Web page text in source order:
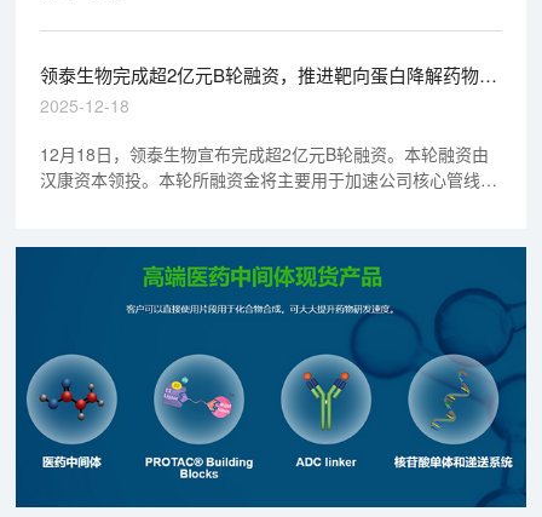
领泰生物完成超2亿元B轮融资，推进靶向蛋白降解药物研
发 | 1分钟药闻速览
2025-12-18
12月18日，领泰生物宣布完成超2亿元B轮融资。本轮融资由
汉康资本领投。本轮所融资金将主要用于加速公司核心管线的
启动第二个核心产品KRAS G12D降解剂的1期临床试验；加速
其他自免管线和肿瘤管线的临床前开发；进一步扩充研发团